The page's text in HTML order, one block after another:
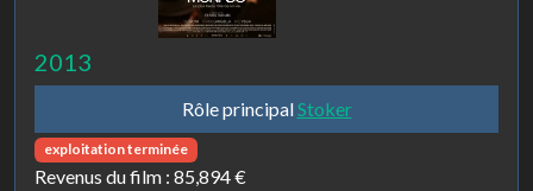
2013
Rôle principalStoker
exploitation terminée
Revenus du film : 85,894 €